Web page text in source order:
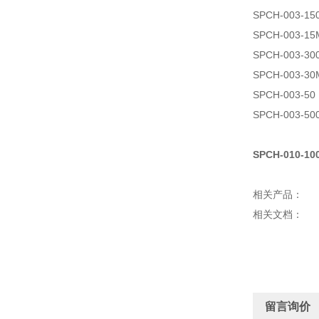
SPCH-003-
SPCH-003-
SPCH-003-
SPCH-003-
SPCH-003-50
SPCH-003-
SPCH-010-
相关产品：
相关文档：
留言询价